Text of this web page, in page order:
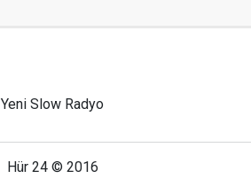
Yeni Slow Radyo
Hür 24 © 2016